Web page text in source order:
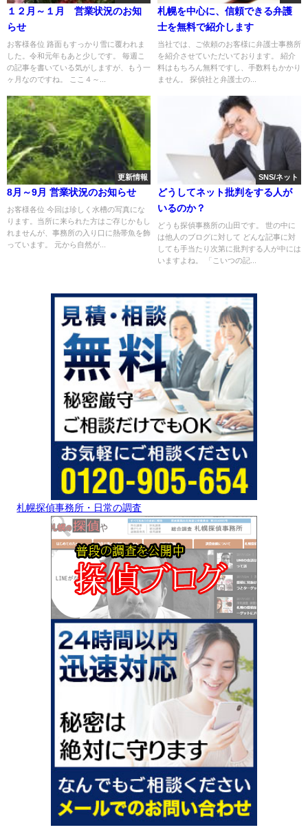
１２月～１月 営業状況のお知
らせ
お客様各位 路面もすっかり雪に覆われま
した。令和元年もあと少しです。 毎週こ
の記事を書いている気がしますが、もう一
ヶ月なのですね。 ここ４～...
札幌を中心に、信頼できる弁護
士を無料で紹介します
当社では、ご依頼のお客様に弁護士事務所
を紹介させていただいております。 紹介
料はもちろん無料ですし、手数料もかかり
ません。 探偵社と弁護士の...
更新情報
8月～9月 営業状況のお知らせ
お客様各位 今回は珍しく水槽の写真にな
ります。当所に来られた方はご存じかもし
れませんが、事務所の入り口に熱帯魚を飾
っています。 元から自然が...
SNS/ネット
どうしてネット批判をする人が
いるのか？
どうも探偵事務所の山田です。 世の中に
は他人のブログに対して どんな記事に対
しても手当たり次第に批判する人が中には
いますよね。 「こいつの記...
札幌探偵事務所・日常の調査